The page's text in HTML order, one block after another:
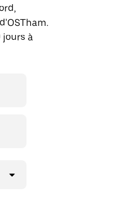
jours à